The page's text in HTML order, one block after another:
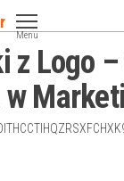
Menu
z Logo –
w